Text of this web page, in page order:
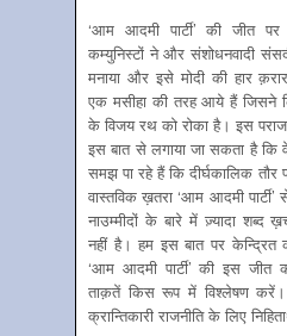
‘आम आदमी पार्टी’ की जीत
कम्युनिस्टों ने और संशोधनवादी
मनाया और इसे मोदी की हार
एक मसीहा की तरह आये हैं जिसने
के विजय रथ को रोका है। इस
इस बात से लगाया जा सकता है कि
समझ पा रहे हैं कि दीर्घकालिक
वास्तविक ख़तरा ‘आम आदमी
नाउम्मीदों के बारे में ज़्यादा शब्द
नहीं है। हम इस बात पर केन्द्रित
‘आम आदमी पार्टी’ की इस जीत
ताक़तें किस रूप में विश्लेषण
क्रान्तिकारी राजनीति के लिए